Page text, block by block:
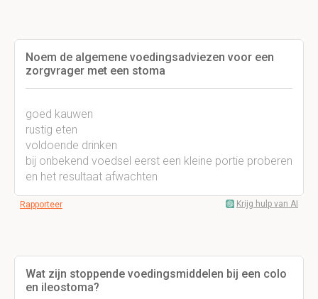
Noem de algemene voedingsadviezen voor een
zorgvrager met een stoma
goed kauwen
rustig eten
voldoende drinken
bij onbekend voedsel eerst een kleine portie proberen
en het resultaat afwachten
Rapporteer Krijg hulp van AI
Wat zijn stoppende voedingsmiddelen bij een colo
en ileostoma?